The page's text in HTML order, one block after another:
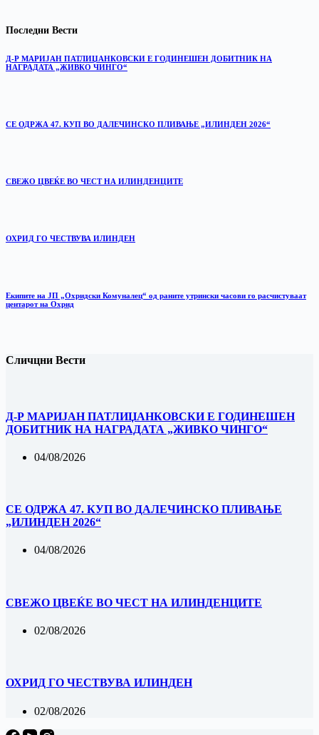
Последни Вести
Д-Р МАРИЈАН ПАТЛИЏАНКОВСКИ Е ГОДИНЕШЕН ДОБИТНИК НА
НАГРАДАТА „ЖИВКО ЧИНГО“
СЕ ОДРЖА 47. КУП ВО ДАЛЕЧИНСКО ПЛИВАЊЕ „ИЛИНДЕН 2026“
‎СВЕЖО ЦВЕЌЕ ВО ЧЕСТ НА ИЛИНДЕНЦИТЕ
ОХРИД ГО ЧЕСТВУВА ИЛИНДЕН
Екипите на ЈП „Охридски Комуналец“ од раните утрински часови го расчистуваат
центарот на Охрид
Сличцни Вести
Д-Р МАРИЈАН ПАТЛИЏАНКОВСКИ Е ГОДИНЕШЕН
ДОБИТНИК НА НАГРАДАТА „ЖИВКО ЧИНГО“
04/08/2026
СЕ ОДРЖА 47. КУП ВО ДАЛЕЧИНСКО ПЛИВАЊЕ
„ИЛИНДЕН 2026“
04/08/2026
‎СВЕЖО ЦВЕЌЕ ВО ЧЕСТ НА ИЛИНДЕНЦИТЕ
02/08/2026
ОХРИД ГО ЧЕСТВУВА ИЛИНДЕН
02/08/2026